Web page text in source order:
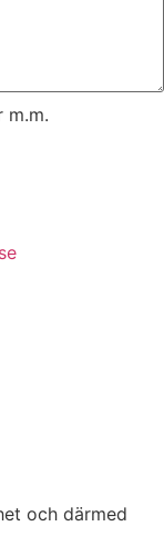
m.m.
och därmed